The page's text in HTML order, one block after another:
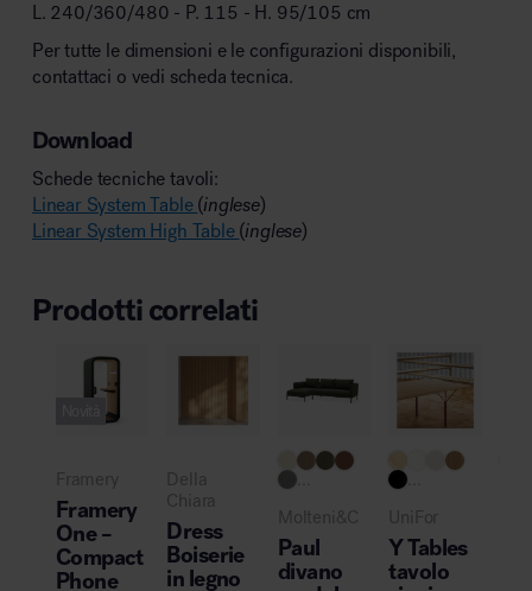
L. 240/360/480 - P. 115 - H. 95/105 cm
Per tutte le dimensioni e le configurazioni disponibili,
contattaci o vedi scheda tecnica.
Download
Schede tecniche tavoli:
Linear System Table (inglese)
Linear System High Table (inglese)
Prodotti correlati
Framery
Framery
One –
Compact
Phone
Della
Chiara
Dress
Boiserie
in legno
...
Molteni&C
Paul
divano
UniFor
Y Tables
tavolo